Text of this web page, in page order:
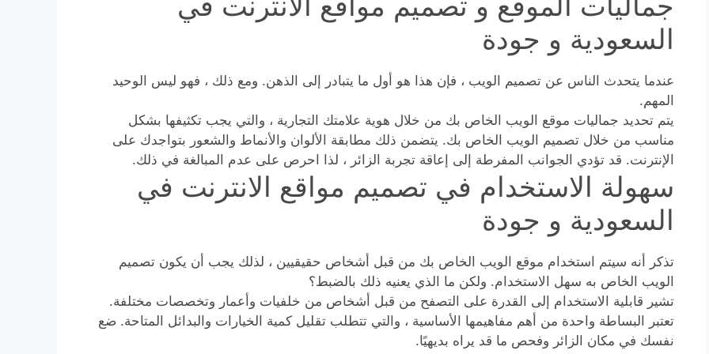
السعودية و جودة
عندما يتحدث الناس عن تصميم الويب ، فإن هذا هو أول ما يتبادر إلى الذهن. ومع ذلك ، فهو ليس الوحيد
المهم.
يتم تحديد جماليات موقع الويب الخاص بك من خلال هوية علامتك التجارية ، والتي يجب تكثيفها بشكل
مناسب من خلال تصميم الويب الخاص بك. يتضمن ذلك مطابقة الألوان والأنماط والشعور بتواجدك على
الإنترنت. قد تؤدي الجوانب المفرطة إلى إعاقة تجربة الزائر ، لذا احرص على عدم المبالغة في ذلك.
سهولة الاستخدام في تصميم مواقع الانترنت في
السعودية و جودة
تذكر أنه سيتم استخدام موقع الويب الخاص بك من قبل أشخاص حقيقيين ، لذلك يجب أن يكون تصميم
الويب الخاص به سهل الاستخدام. ولكن ما الذي يعنيه ذلك بالضبط؟
تشير قابلية الاستخدام إلى القدرة على التصفح من قبل أشخاص من خلفيات وأعمار وتخصصات مختلفة.
تعتبر البساطة واحدة من أهم مفاهيمها الأساسية ، والتي تتطلب تقليل كمية الخيارات والبدائل المتاحة. ضع
نفسك في مكان الزائر وفحص ما قد يراه بديهيًا.